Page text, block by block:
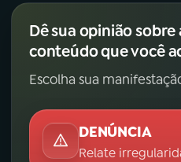
Dê sua opinião
conteúdo que você
Escolha sua
DENÚNCIA
Relate